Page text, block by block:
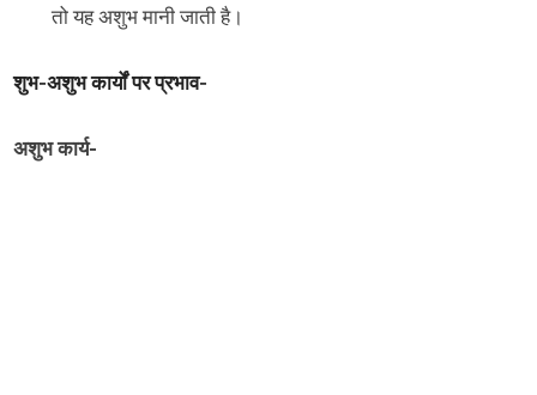
तो यह अशुभ मानी जाती है।
शुभ-अशुभ कार्यों पर प्रभाव-
अशुभ कार्य-